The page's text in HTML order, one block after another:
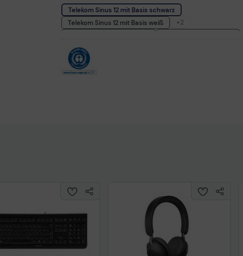
Telekom Sinus 12 mit Basis schwarz
Telekom Sinus 12 mit Basis weiß
+2